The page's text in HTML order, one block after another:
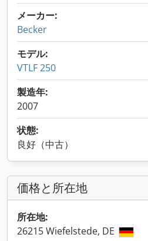
メーカー:
Becker
モデル:
VTLF 250
製造年:
2007
状態:
良好（中古）
価格と所在地
所在地:
26215 Wiefelstede, DE